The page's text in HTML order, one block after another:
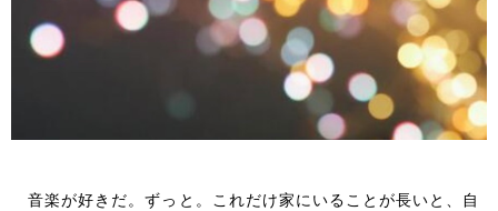
音楽が好きだ。ずっと。これだけ家にいることが長いと、自